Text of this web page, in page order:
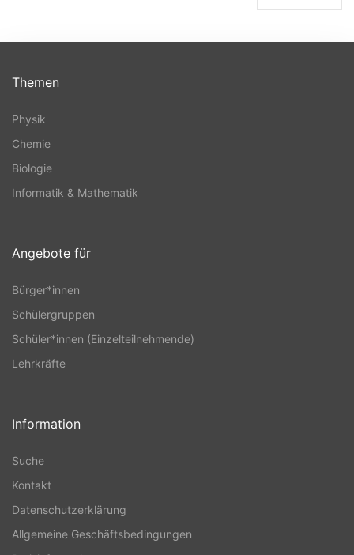
Themen
Physik
Chemie
Biologie
Informatik & Mathematik
Angebote für
Bürger*innen
Schülergruppen
Schüler*innen (Einzelteilnehmende)
Lehrkräfte
Information
Suche
Kontakt
Datenschutzerklärung
Allgemeine Geschäftsbedingungen